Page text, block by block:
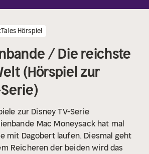
Hörspiel
/ Die reichste
(Hörspiel zur
zur Disney TV-Serie
Mac Moneysack hat mal
mit Dagobert laufen. Diesmal geht
Reicheren der beiden wird das